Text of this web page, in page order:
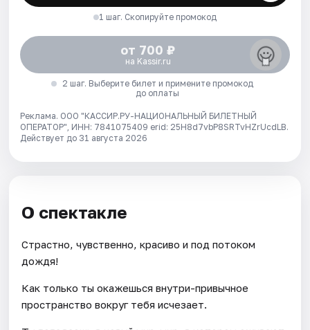
1 шаг. Скопируйте промокод
от 700 ₽
на Kassir.ru
2 шаг. Выберите билет и примените промокод
до оплаты
Реклама. ООО "КАССИР.РУ-НАЦИОНАЛЬНЫЙ БИЛЕТНЫЙ
ОПЕРАТОР", ИНН: 7841075409 erid: 25H8d7vbP8SRTvHZrUcdLB.
Действует до 31 августа 2026
О спектакле
Страстно, чувственно, красиво и под потоком
дождя!
Как только ты окажешься внутри-привычное
пространство вокруг тебя исчезает.